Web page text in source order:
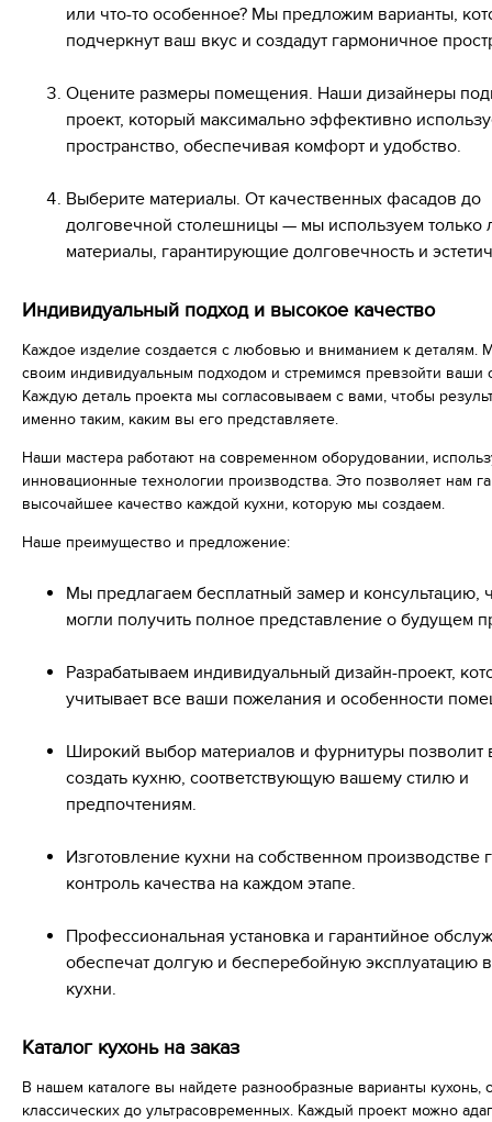
или что-то особенное? Мы предложим варианты,
подчеркнут ваш вкус и создадут гармоничное
Оцените размеры помещения. Наши дизайнеры
проект, который максимально эффективно
пространство, обеспечивая комфорт и удобство.
Выберите материалы. От качественных фасадов до
долговечной столешницы — мы используем только
материалы, гарантирующие долговечность и
Индивидуальный подход и высокое качество
Каждое изделие создается с любовью и вниманием к деталям.
своим индивидуальным подходом и стремимся превзойти ваши
Каждую деталь проекта мы согласовываем с вами, чтобы
именно таким, каким вы его представляете.
Наши мастера работают на современном оборудовании,
инновационные технологии производства. Это позволяет нам
высочайшее качество каждой кухни, которую мы создаем.
Наше преимущество и предложение:
Мы предлагаем бесплатный замер и консультацию,
могли получить полное представление о будущем
Разрабатываем индивидуальный дизайн-проект,
учитывает все ваши пожелания и особенности
Широкий выбор материалов и фурнитуры позволит
создать кухню, соответствующую вашему стилю и
предпочтениям.
Изготовление кухни на собственном производстве
контроль качества на каждом этапе.
Профессиональная установка и гарантийное
обеспечат долгую и бесперебойную эксплуатацию
кухни.
Каталог кухонь на заказ
В нашем каталоге вы найдете разнообразные варианты кухонь,
классических до ультрасовременных. Каждый проект можно